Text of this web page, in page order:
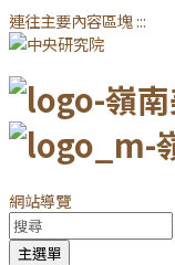
連往主要內容區塊:::
網站導覽
主選單